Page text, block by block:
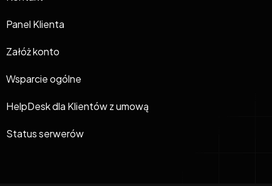
Panel Klienta
Załóż konto
Wsparcie ogólne
HelpDesk dla Klientów z umową
Status serwerów